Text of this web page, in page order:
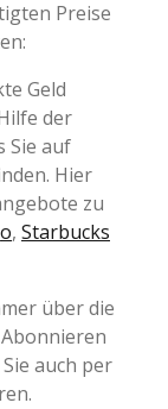
Preise
Geld
der
Sie auf
Hier
zu
, Starbucks
über die
auch per